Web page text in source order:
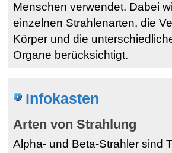
Menschen verwendet. Dabei
einzelnen Strahlenarten, die
Körper und die
Organe berücksichtigt.
Infokasten
Arten von Strahlung
Alpha- und Beta-Strahler sind